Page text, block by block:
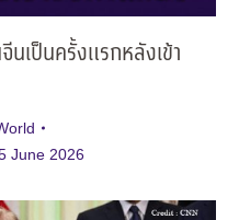
นเป็นครั้งแรกหลังเข้า
June 2026